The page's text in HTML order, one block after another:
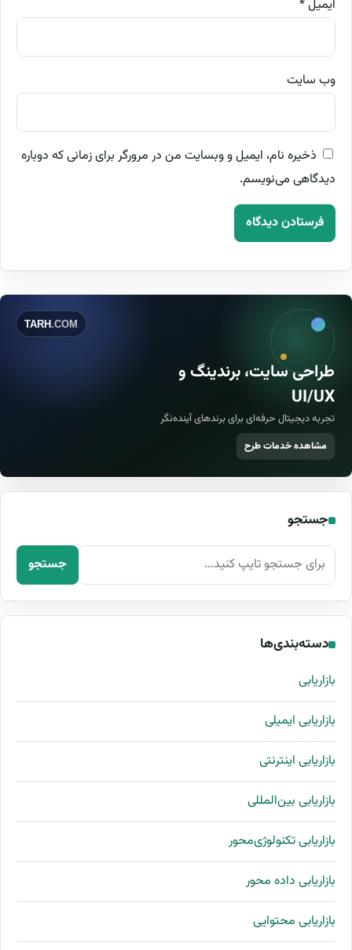
ایمیل*
وب‌ سایت
ذخیره نام، ایمیل و وبسایت من در مرورگر برای زمانی که دوباره
دیدگاهی می‌نویسم.
TARH.COM
طراحی سایت، برندینگ و
UI/UX
تجربه دیجیتال حرفه‌ای برای برندهای آینده‌نگر
مشاهده خدمات طرح
جستجو
جستجو برای: جستجو
دسته‌بندی‌ها
بازاریابی
بازاریابی ایمیلی
بازاریابی اینترنتی
بازاریابی بین‌المللی
بازاریابی تکنولوژی‌محور
بازاریابی داده محور
بازاریابی محتوایی